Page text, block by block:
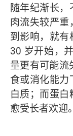
随年纪渐长
肉流失较严
到影响，就
30 岁开始，
量更有可能流
食或消化能
白质；而蛋
愈受长者欢迎。